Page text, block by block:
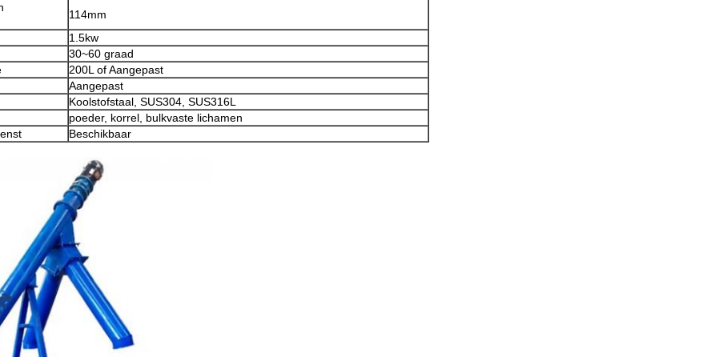
114mm
1.5kw
30~60 graad
200L of Aangepast
Aangepast
Koolstofstaal, SUS304, SUS316L
poeder, korrel, bulkvaste lichamen
Beschikbaar